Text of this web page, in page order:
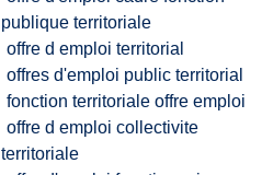
publique territoriale
offre d emploi territorial
offres d'emploi public territorial
fonction territoriale offre emploi
offre d emploi collectivite
territoriale